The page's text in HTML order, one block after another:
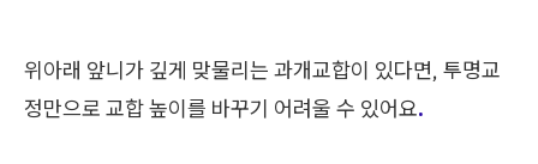
위아래 앞니가 깊게 맞물리는 과개교합이 있다면, 투명교
정만으로 교합 높이를 바꾸기 어려울 수 있어요.